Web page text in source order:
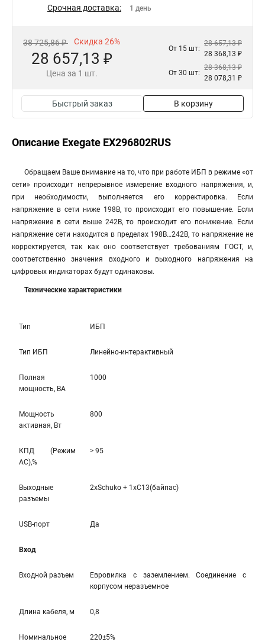
Срочная доставка: 1 день
38 725,86 ₽ Скидка 26%
28 657,13 ₽
Цена за 1 шт.
От 15 шт:
28 657,13 ₽
28 368,13 ₽
От 30 шт:
28 368,13 ₽
28 078,31 ₽
Быстрый заказ В корзину
Описание Exegate EX296802RUS
Обращаем Ваше внимание на то, что при работе ИБП в режиме «от
сети» происходит непрерывное измерение входного напряжения, и,
при необходимости, выполняется его корректировка. Если
напряжение в сети ниже 198В, то происходит его повышение. Если
напряжение в сети выше 242В, то происходит его понижение. Если
напряжение сети находится в пределах 198В…242В, то напряжение не
корректируется, так как оно соответствует требованиям ГОСТ, и,
соответственно значения входного и выходного напряжения на
цифровых индикаторах будут одинаковы.
Технические характеристики
Тип ИБП
Тип ИБП Линейно-интерaктивный
Полная
мощность, ВА
1000
Мощность
активная, Вт
800
КПД (Режим
AC),%
> 95
Выходные
разъемы
2xSchuko + 1xC13(байпас)
USB-порт Да
Вход
Входной разъем
Евровилка с заземлением. Соединение с
корпусом неразъемное
Длина кабеля, м 0,8
Номинальное
220±5%